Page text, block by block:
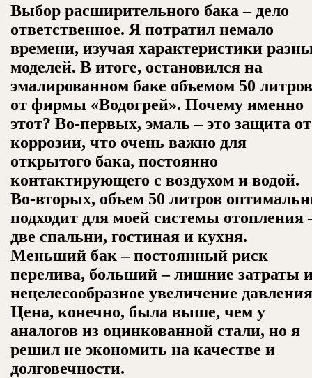
Выбор расширительного бака – дело
ответственное. Я потратил немало
времени, изучая характеристики
моделей. В итоге, остановился на
эмалированном баке объемом 50 литров
от фирмы «Водогрей». Почему именно
этот? Во-первых, эмаль – это защита от
коррозии, что очень важно для
открытого бака, постоянно
контактирующего с воздухом и водой.
Во-вторых, объем 50 литров
подходит для моей системы отопления
две спальни, гостиная и кухня.
Меньший бак – постоянный риск
перелива, больший – лишние затраты
нецелесообразное увеличение
Цена, конечно, была выше, чем у
аналогов из оцинкованной стали, но я
решил не экономить на качестве и
долговечности.